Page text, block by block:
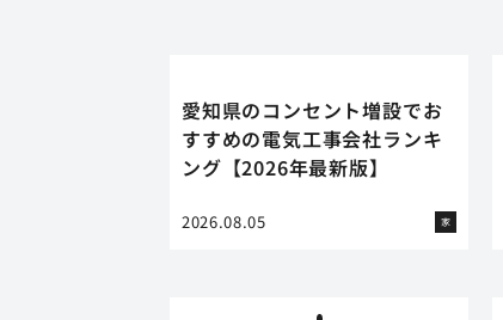
愛知県のコンセント増設でお
すすめの電気工事会社ランキ
ング【2026年最新版】
2026.08.05 家